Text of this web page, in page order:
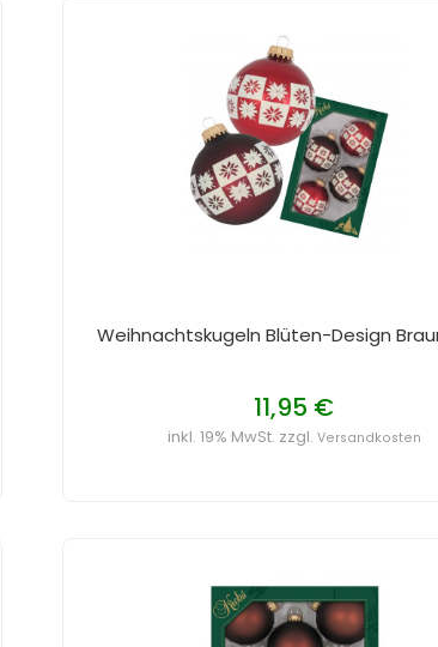
Weihnachtskugeln Blüten-Design
11,95 €
inkl. 19% MwSt. zzgl. Versandkosten